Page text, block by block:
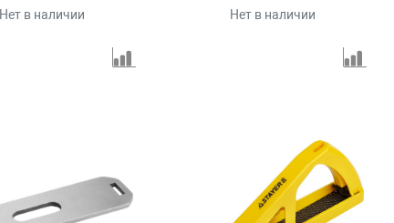
Нет в наличии Нет в наличии